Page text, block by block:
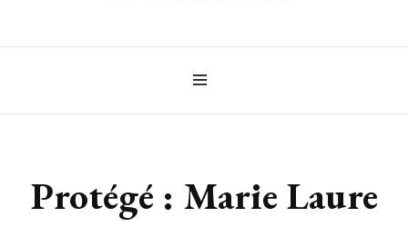
Protégé : Marie Laure